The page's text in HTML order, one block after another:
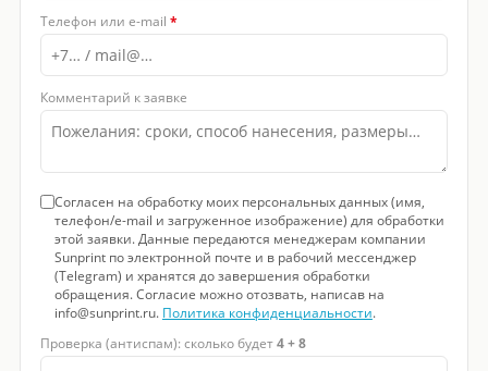
Телефон или e-mail *
Комментарий к заявке
Согласен на обработку моих персональных данных (имя,
телефон/e-mail и загруженное изображение) для обработки
этой заявки. Данные передаются менеджерам компании
Sunprint по электронной почте и в рабочий мессенджер
(Telegram) и хранятся до завершения обработки
обращения. Согласие можно отозвать, написав на
info@sunprint.ru. Политика конфиденциальности.
Проверка (антиспам): сколько будет4 + 8